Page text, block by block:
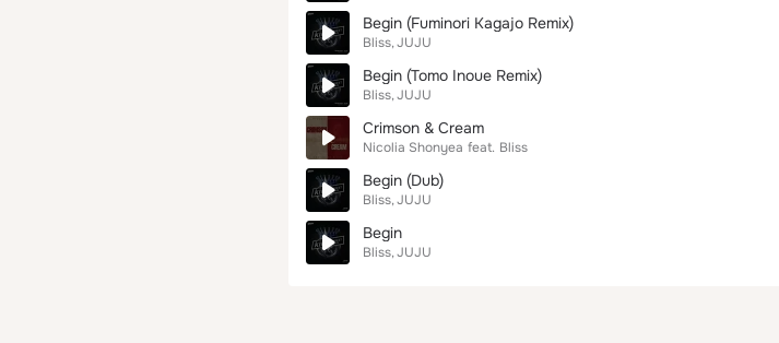
Begin (Fuminori Kagajo Remix)
Bliss JUJU
Begin (Tomo Inoue Remix)
Bliss JUJU
Crimson & Cream
Nicolia Shonyea feat. Bliss
Begin (Dub)
Bliss JUJU
Begin
Bliss JUJU